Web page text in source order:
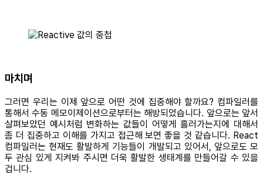
마치며
그러면 우리는 이제 앞으로 어떤 것에 집중해야 할까요? 컴파일러를
통해서 수동 메모이제이션으로부터는 해방되었습니다. 앞으로는 앞서
살펴보았던 예시처럼 변화하는 값들이 어떻게 흘러가는지에 대해서
좀 더 집중하고 이해를 가지고 접근해 보면 좋을 것 같습니다. React
컴파일러는 현재도 활발하게 기능들이 개발되고 있어서, 앞으로도 모
두 관심 있게 지켜봐 주시면 더욱 활발한 생태계를 만들어갈 수 있을
겁니다.